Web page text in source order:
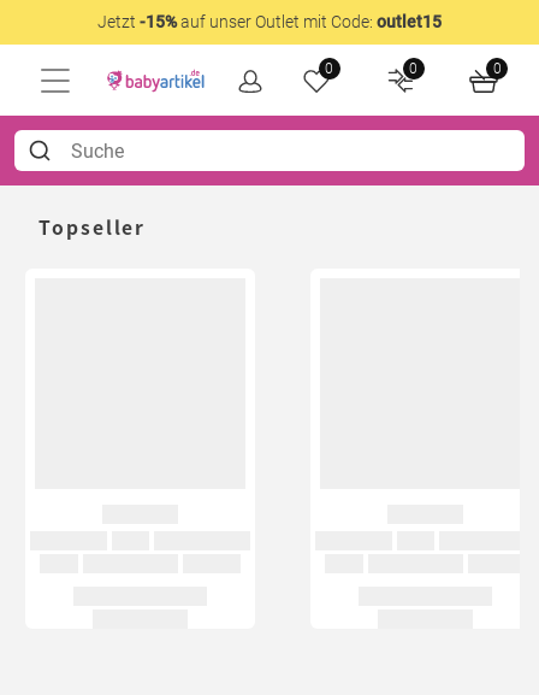
Jetzt -15%auf unser Outlet mit Code: outlet15
0 0 0
Topseller